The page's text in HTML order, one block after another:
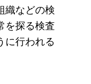
織などの検
を探る検査
に行われる